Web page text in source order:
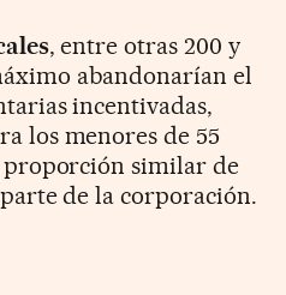
, entre otras 200 y
abandonarían el
incentivadas,
los menores de 55
proporción similar de
de la corporación.